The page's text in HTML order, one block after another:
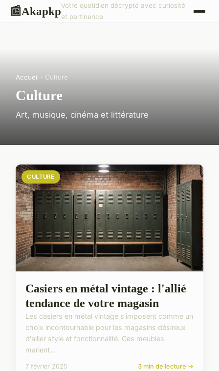
📰AkapkpVotre quotidien décrypté avec curiosité
et pertinence
Accueil › Culture
Culture
Art, musique, cinéma et littérature
CULTURE
Casiers en métal vintage : l'allié
tendance de votre magasin
Les casiers en métal vintage s'imposent comme un
choix incontournable pour les magasins désireux
d'allier style et fonctionnalité. Ces meubles
marient...
7 février 2025 3 min de lecture →